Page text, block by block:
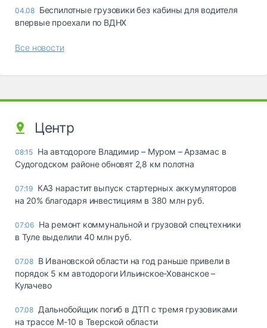
04.08 Беспилотные грузовики без кабины для водителя
впервые проехали по ВДНХ
Все новости
Центр
08:15 На автодороге Владимир – Муром – Арзамас в
Судогодском районе обновят 2,8 км полотна
07:19 КАЗ нарастит выпуск стартерных аккумуляторов
на 20% благодаря инвестициям в 380 млн руб.
07:06 На ремонт коммунальной и грузовой спецтехники
в Туле выделили 40 млн руб.
07.08 В Ивановской области на год раньше привели в
порядок 5 км автодороги Ильинское-Хованское –
Кулачево
07.08 Дальнобойщик погиб в ДТП с тремя грузовиками
на трассе М-10 в Тверской области